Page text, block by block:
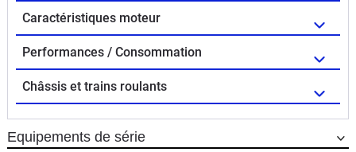
Caractéristiques moteur
Performances / Consommation
Châssis et trains roulants
Equipements de série